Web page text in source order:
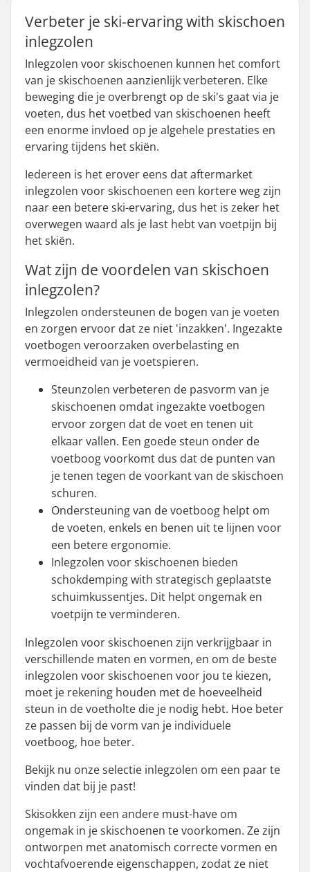
Verbeter je ski-ervaring with skischoen
inlegzolen
Inlegzolen voor skischoenen kunnen het comfort
van je skischoenen aanzienlijk verbeteren. Elke
beweging die je overbrengt op de ski's gaat via je
voeten, dus het voetbed van skischoenen heeft
een enorme invloed op je algehele prestaties en
ervaring tijdens het skiën.
Iedereen is het erover eens dat aftermarket
inlegzolen voor skischoenen een kortere weg zijn
naar een betere ski-ervaring, dus het is zeker het
overwegen waard als je last hebt van voetpijn bij
het skiën.
Wat zijn de voordelen van skischoen
inlegzolen?
Inlegzolen ondersteunen de bogen van je voeten
en zorgen ervoor dat ze niet 'inzakken'. Ingezakte
voetbogen veroorzaken overbelasting en
vermoeidheid van je voetspieren.
Steunzolen verbeteren de pasvorm van je
skischoenen omdat ingezakte voetbogen
ervoor zorgen dat de voet en tenen uit
elkaar vallen. Een goede steun onder de
voetboog voorkomt dus dat de punten van
je tenen tegen de voorkant van de skischoen
schuren.
Ondersteuning van de voetboog helpt om
de voeten, enkels en benen uit te lijnen voor
een betere ergonomie.
Inlegzolen voor skischoenen bieden
schokdemping with strategisch geplaatste
schuimkussentjes. Dit helpt ongemak en
voetpijn te verminderen.
Inlegzolen voor skischoenen zijn verkrijgbaar in
verschillende maten en vormen, en om de beste
inlegzolen voor skischoenen voor jou te kiezen,
moet je rekening houden met de hoeveelheid
steun in de voetholte die je nodig hebt. Hoe beter
ze passen bij de vorm van je individuele
voetboog, hoe beter.
Bekijk nu onze selectie inlegzolen om een paar te
vinden dat bij je past!
Skisokken zijn een andere must-have om
ongemak in je skischoenen te voorkomen. Ze zijn
ontworpen met anatomisch correcte vormen en
vochtafvoerende eigenschappen, zodat ze niet